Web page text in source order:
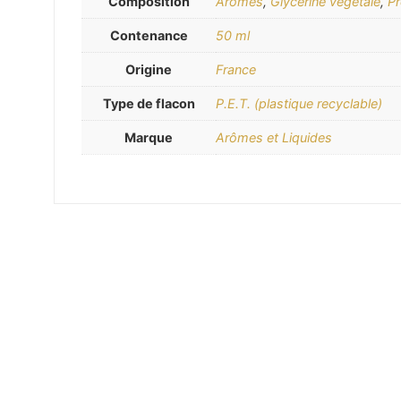
Contenance 50 ml
Origine France
Type de flacon P.E.T. (plastique recyclable)
Marque Arômes et Liquides